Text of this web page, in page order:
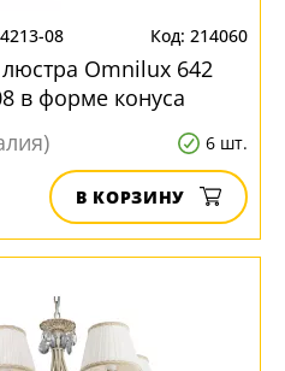
08 214060
Omnilux 642
в форме конуса
6 шт.
В КОРЗИНУ